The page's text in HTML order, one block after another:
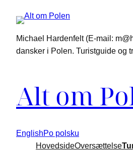
Michael Hardenfelt (E-mail:
dansker i Polen. Turistguide og
Alt om
EnglishPo polsku
HovedsideOversættelse